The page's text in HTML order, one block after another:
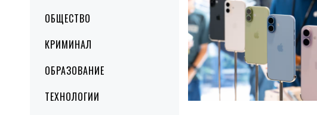
ОБЩЕСТВО
КРИМИНАЛ
ОБРАЗОВАНИЕ
ТЕХНОЛОГИИ